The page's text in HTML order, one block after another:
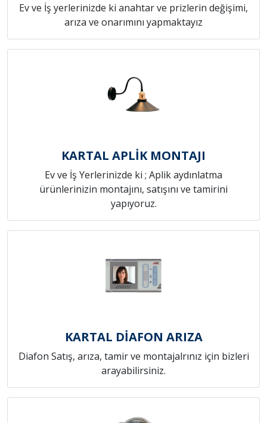
Ev ve İş yerlerinizde ki anahtar ve prizlerin değişimi,
arıza ve onarımını yapmaktayız
KARTAL APLİK MONTAJI
Ev ve İş Yerlerinizde ki ; Aplik aydınlatma
ürünlerinizin montajını, satışını ve tamirini
yapıyoruz.
KARTAL DİAFON ARIZA
Diafon Satış, arıza, tamir ve montajalrınız için bizleri
arayabilirsiniz.